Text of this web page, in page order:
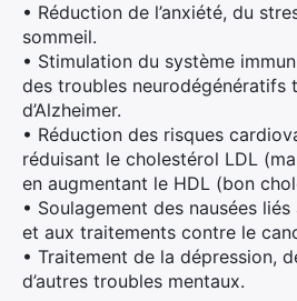
• Réduction de l’anxiété, du
sommeil.
• Stimulation du système
des troubles neurodégénératifs
d’Alzheimer.
• Réduction des risques
réduisant le cholestérol LDL
en augmentant le HDL (bon
• Soulagement des nausées
et aux traitements contre le
• Traitement de la dépression,
d’autres troubles mentaux.